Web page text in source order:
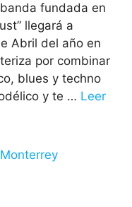
fundada en
llegará a
Abril del año en
por combinar
blues y techno
y te … Leer